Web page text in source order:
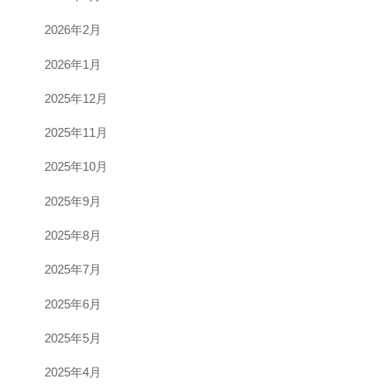
2026年2月
2026年1月
2025年12月
2025年11月
2025年10月
2025年9月
2025年8月
2025年7月
2025年6月
2025年5月
2025年4月